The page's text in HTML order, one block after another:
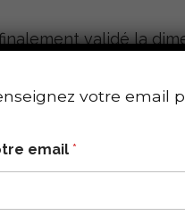
validé la
alors paraître anodin.
RPE, la capacité à
que l’on
a misé un peu
devient affaire
et de l’intérêt,
à prédire la
votre email
email*